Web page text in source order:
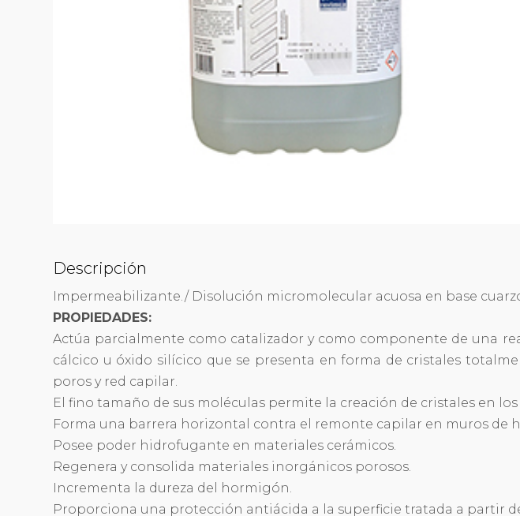
Descripción
Impermeabilizante./ Disolución micromolecular acuosa en base
PROPIEDADES:
Actúa parcialmente como catalizador y como componente de una
cálcico u óxido silícico que se presenta en forma de cristales
poros y red capilar.
El fino tamaño de sus moléculas permite la creación de cristales en
Forma una barrera horizontal contra el remonte capilar en muros de
Posee poder hidrofugante en materiales cerámicos.
Regenera y consolida materiales inorgánicos porosos.
Incrementa la dureza del hormigón.
Proporciona una protección antiácida a la superficie tratada a partir